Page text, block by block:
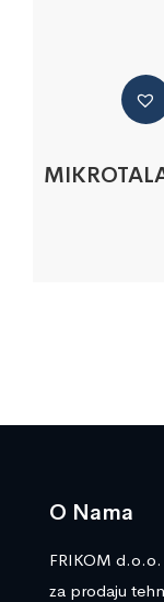
O Nama
FRIKOM
za prodaju